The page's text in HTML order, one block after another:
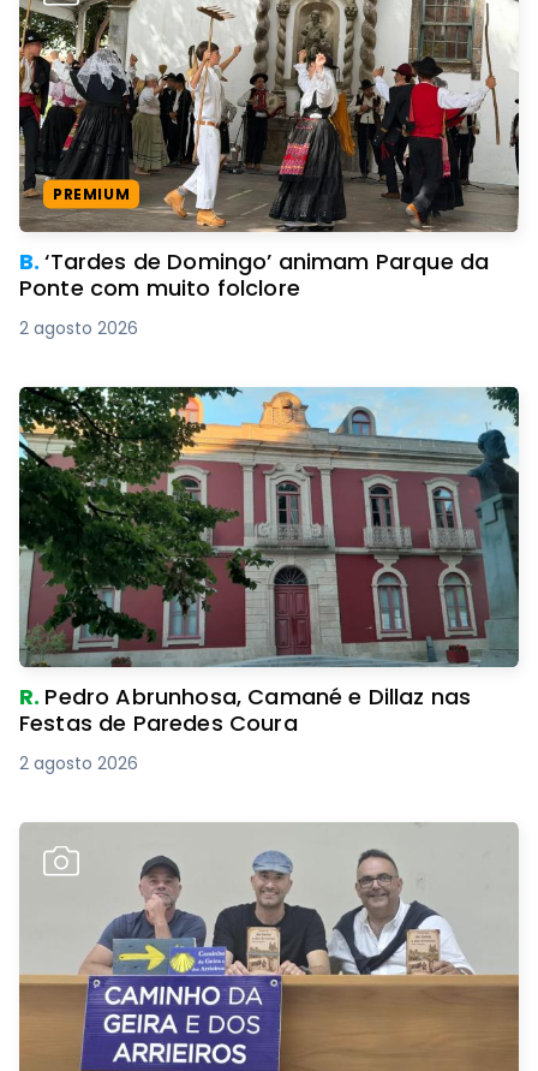
PREMIUM
B.‘Tardes de Domingo’ animam Parque da
Ponte com muito folclore
2 agosto 2026
R. Pedro Abrunhosa, Camané e Dillaz nas
Festas de Paredes Coura
2 agosto 2026